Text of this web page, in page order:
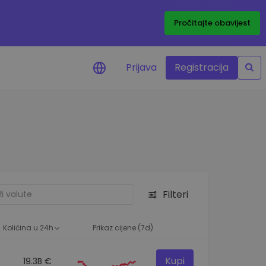
Pročitajte obavijest
Prijava Registracija
Filteri
Količina u 24h Prikaz cijene (7d)
19.3B € Kupi